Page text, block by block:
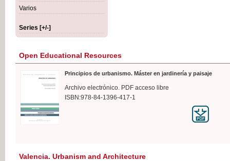
Varios
Series [+/-]
Open Educational Resources
Principios de urbanismo. Máster en jardinería y paisaje
Archivo electrónico. PDF acceso libre
ISBN:978-84-1396-417-1
Valencia. Urbanism and Architecture